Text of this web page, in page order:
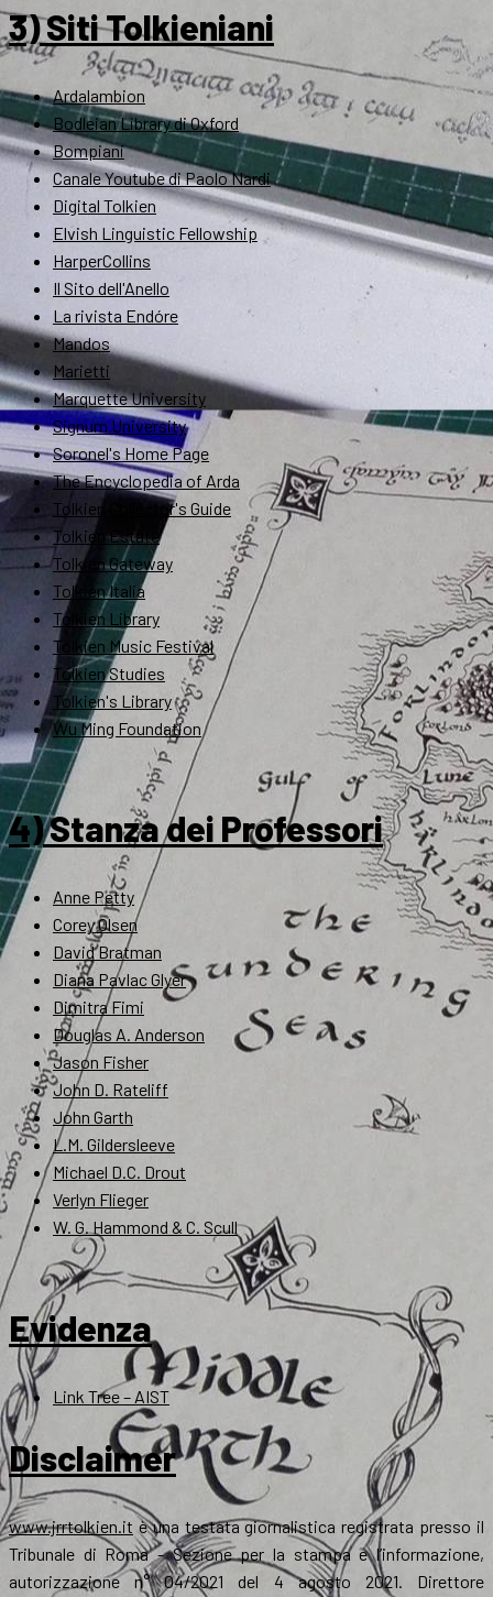
3) Siti Tolkieniani
Ardalambion
Bodleian Library di Oxford
Bompiani
Canale Youtube di Paolo Nardi
Digital Tolkien
Elvish Linguistic Fellowship
HarperCollins
Il Sito dell'Anello
La rivista Endóre
Mandos
Marietti
Marquette University
Signum University
Soronel's Home Page
The Encyclopedia of Arda
Tolkien Collector's Guide
Tolkien Estate
Tolkien Gateway
Tolkien Italia
Tolkien Library
Tolkien Music Festival
Tolkien Studies
Tolkien's Library
Wu Ming Foundation
4) Stanza dei Professori
Anne Petty
Corey Olsen
David Bratman
Diana Pavlac Glyer
Dimitra Fimi
Douglas A. Anderson
Jason Fisher
John D. Rateliff
John Garth
L.M. Gildersleeve
Michael D.C. Drout
Verlyn Flieger
W. G. Hammond & C. Scull
Evidenza
Link Tree – AIST
Disclaimer
www.jrrtolkien.it è una testata giornalistica registrata presso il
Tribunale di Roma - Sezione per la stampa e l’informazione,
autorizzazione n° 04/2021 del 4 agosto 2021. Direttore